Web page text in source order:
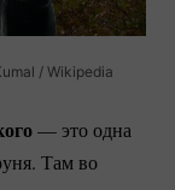
/ Wikipedia
— это одна
Там во